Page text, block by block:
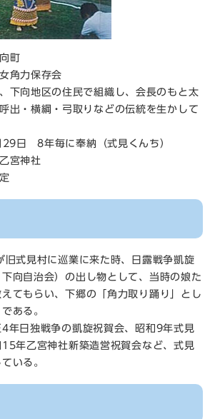
町
角力保存会
下向地区の住民で組織し、会長のもと太
出・横綱・弓取りなどの伝統を生かして
日 8年毎に奉納（式見くんち）
宮神社
旧式見村に巡業に来た時、日露戦争凱旋
向自治会）の出し物として、当時の娘た
てもらい、下郷の「角力取り踊り」とし
ある。
年日独戦争の凱旋祝賀会、昭和9年式見
年乙宮神社新築造営祝賀会など、式見
いる。